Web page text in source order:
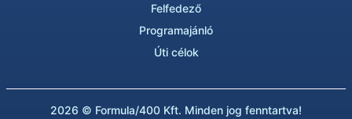
Felfedező
Programajánló
Úti célok
2026 © Formula/400 Kft. Minden jog fenntartva!